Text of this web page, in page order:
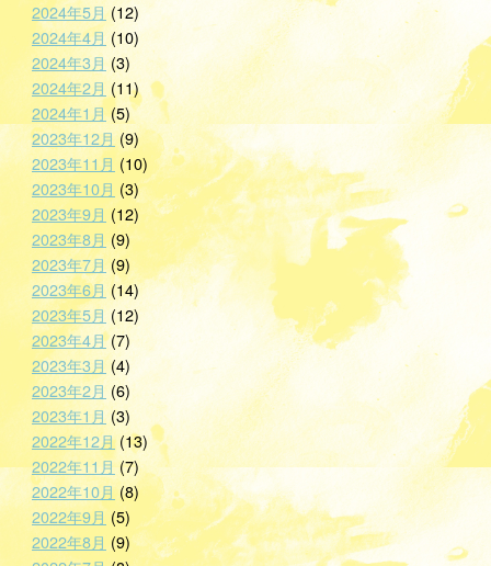
2024年5月(12)
2024年4月 (10)
2024年3月(3)
2024年2月 (11)
2024年1月(5)
2023年12月(9)
2023年11月 (10)
2023年10月 (3)
2023年9月 (12)
2023年8月 (9)
2023年7月 (9)
2023年6月 (14)
2023年5月 (12)
2023年4月(7)
2023年3月 (4)
2023年2月 (6)
2023年1月(3)
2022年12月(13)
2022年11月(7)
2022年10月(8)
2022年9月 (5)
2022年8月 (9)